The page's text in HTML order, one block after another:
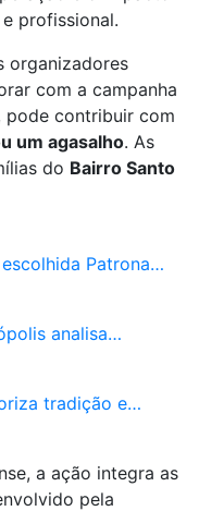
profissional.
organizadores
com a campanha
pode contribuir com
um agasalho. As
do Bairro Santo
Patrona…
analisa…
tradição e…
a ação integra as
pela